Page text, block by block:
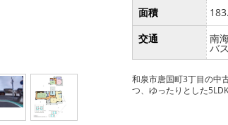
面積
交通
南
バ
和泉市唐国町3丁目の中
つ、ゆったりとした